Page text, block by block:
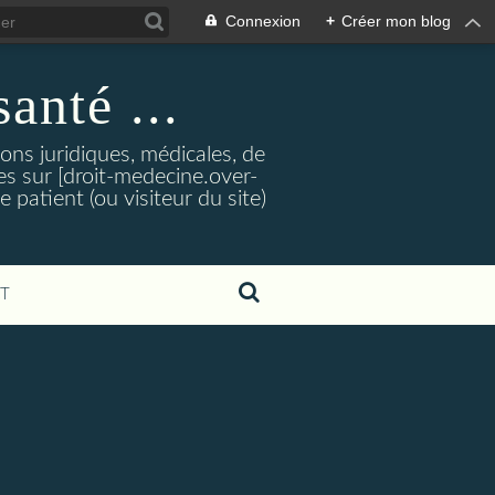
Connexion + Créer mon blog
...
juridiques, médicales, de
sur [droit-medecine.over-
patient (ou visiteur du site)